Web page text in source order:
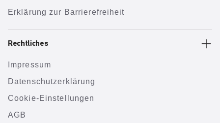
Erklärung zur Barrierefreiheit
Rechtliches
Impressum
Datenschutzerklärung
Cookie-Einstellungen
AGB